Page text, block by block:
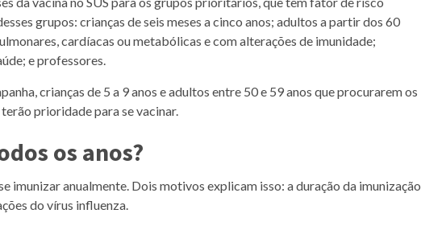
grupos: crianças de seis meses a cinco anos; adultos a partir dos 60
cardíacas ou metabólicas e com alterações de imunidade;
e professores.
crianças de 5 a 9 anos e adultos entre 50 e 59 anos que procurarem os
prioridade para se vacinar.
os anos?
imunizar anualmente. Dois motivos explicam isso: a duração da imunização
do vírus influenza.